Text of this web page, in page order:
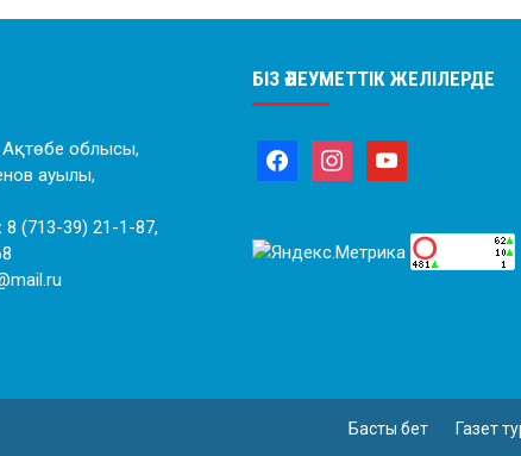
Ақтөбе облысы,
ауылы,
8 (713-39) 21-1-87,
БІЗ ӘЛЕУМЕТТІК ЖЕЛІЛЕРДЕ
Басты бет Газет